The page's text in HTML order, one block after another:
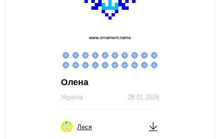
Олена
28.01.2026
Україна
Леся